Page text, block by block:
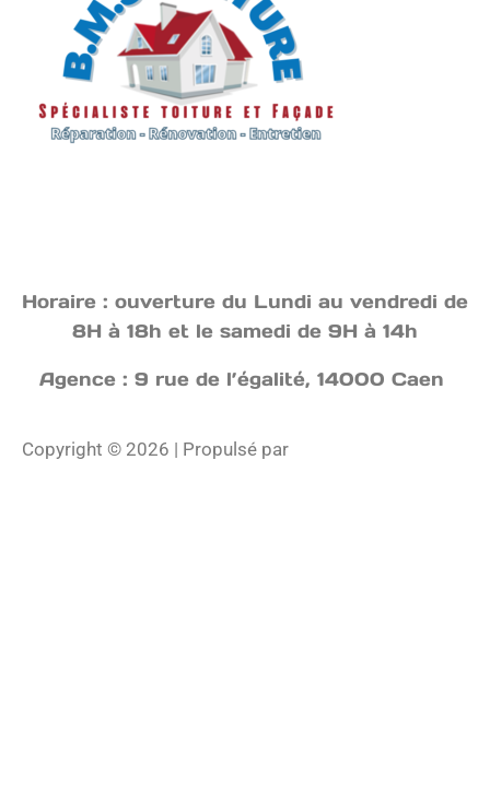
Horaire : ouverture du Lundi au vendredi de
8H à 18h et le samedi de 9H à 14h
Agence : 9 rue de l’égalité, 14000 Caen
Copyright © 2026 | Propulsé par